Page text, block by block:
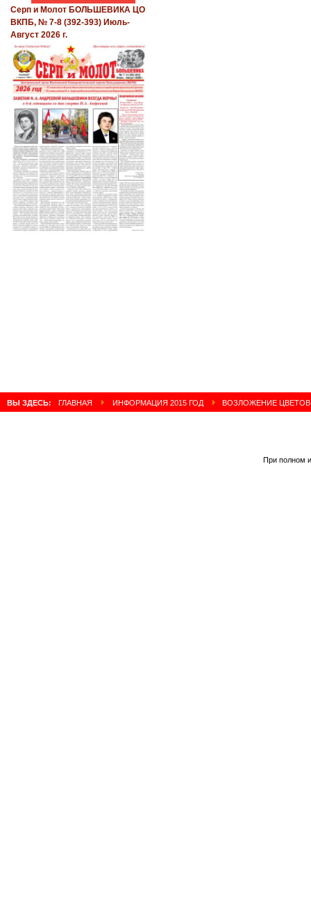
Серп и Молот БОЛЬШЕВИКА ЦО
ВКПБ, № 7-8 (392-393) Июль-
Август 2026 г.
ВЫ ЗДЕСЬ: ГЛАВНАЯ ИНФОРМАЦИЯ 2015 ГОД ВОЗЛОЖЕНИЕ ЦВЕТОВ
При полном